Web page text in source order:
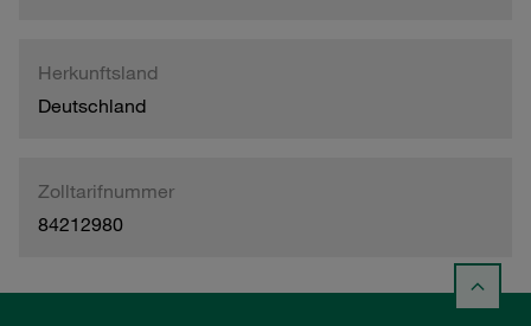
Herkunftsland
Deutschland
Zolltarifnummer
84212980